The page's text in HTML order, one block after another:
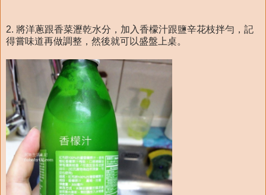
2. 將洋蔥跟香菜瀝乾水分，加入香檬汁跟鹽辛花枝拌勻，記
得嘗味道再做調整，然後就可以盛盤上桌。